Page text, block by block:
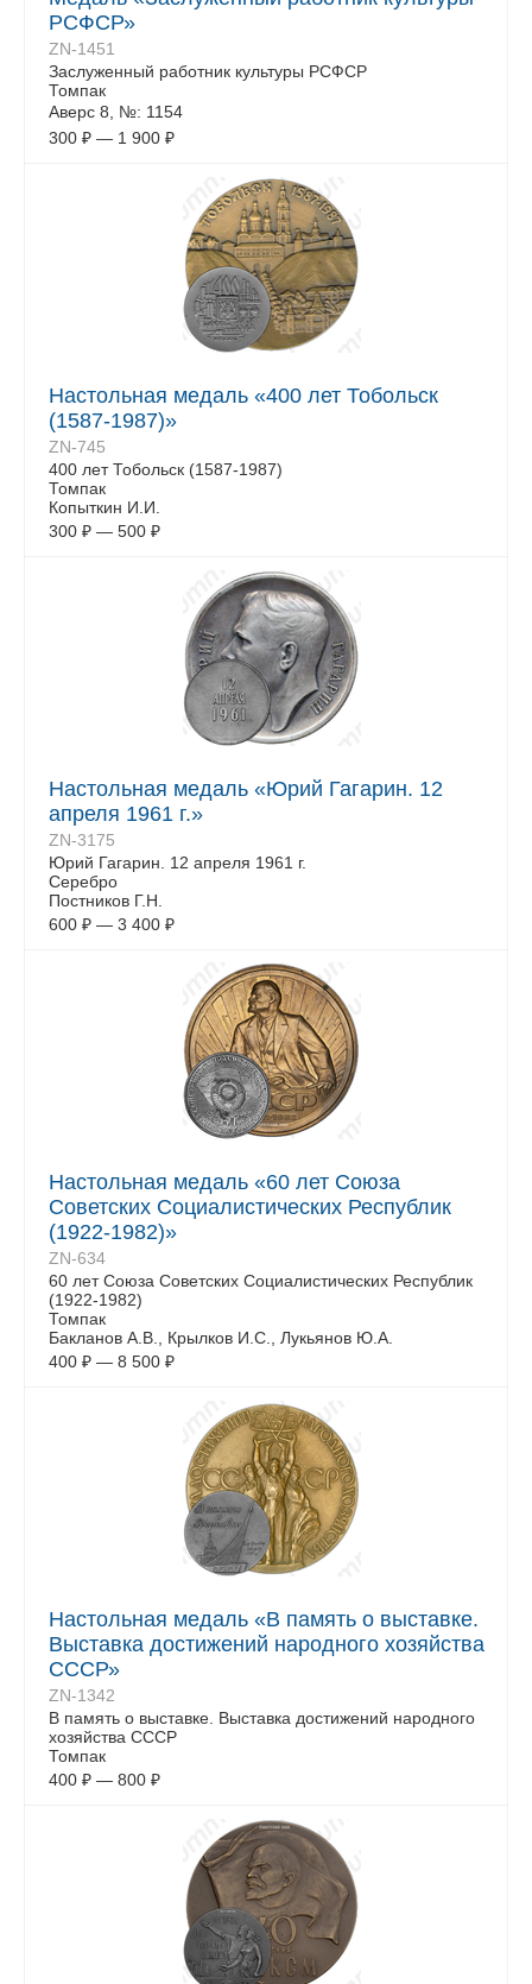
РСФСР»
ZN-1451
Заслуженный работник культуры РСФСР
Томпак
Аверс 8, №: 1154
300 ₽ — 1 900 ₽
Настольная медаль «400 лет Тобольск
(1587-1987)»
ZN-745
400 лет Тобольск (1587-1987)
Томпак
Копыткин И.И.
300 ₽ — 500 ₽
Настольная медаль «Юрий Гагарин. 12
апреля 1961 г.»
ZN-3175
Юрий Гагарин. 12 апреля 1961 г.
Серебро
Постников Г.Н.
600 ₽ — 3 400 ₽
Настольная медаль «60 лет Союза
Советских Социалистических Республик
(1922-1982)»
ZN-634
60 лет Союза Советских Социалистических Республик
(1922-1982)
Томпак
Бакланов А.В., Крылков И.С., Лукьянов Ю.А.
400 ₽ — 8 500 ₽
Настольная медаль «В память о выставке.
Выставка достижений народного хозяйства
СССР»
ZN-1342
В память о выставке. Выставка достижений народного
хозяйства СССР
Томпак
400 ₽ — 800 ₽